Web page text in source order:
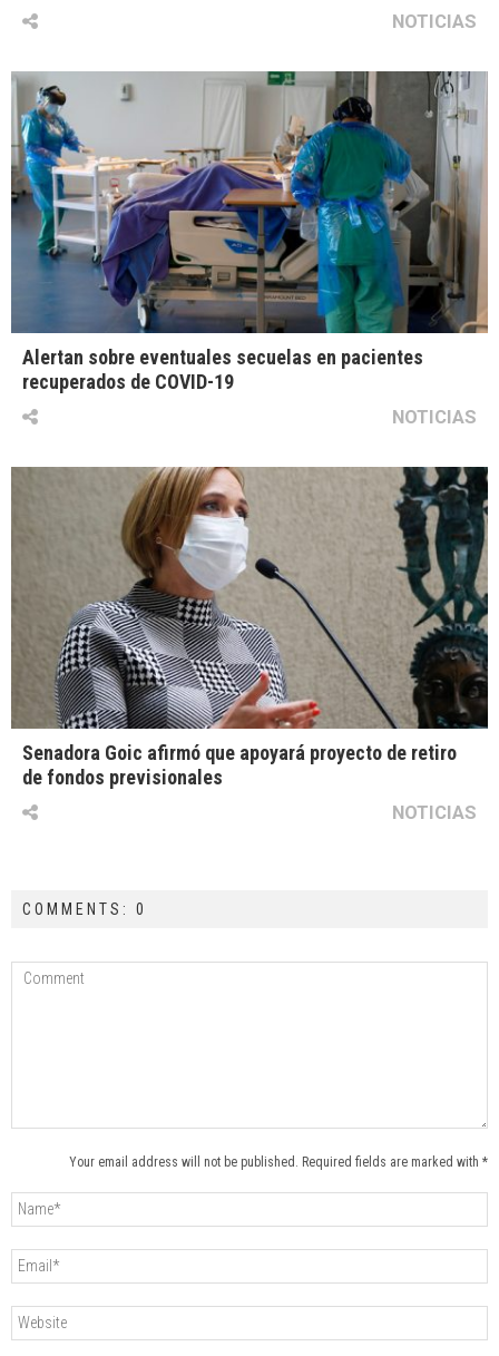
NOTICIAS
Alertan sobre eventuales secuelas en pacientes
recuperados de COVID-19
NOTICIAS
Senadora Goic afirmó que apoyará proyecto de retiro
de fondos previsionales
NOTICIAS
COMMENTS: 0
Your email address will not be published. Required fields are marked with *